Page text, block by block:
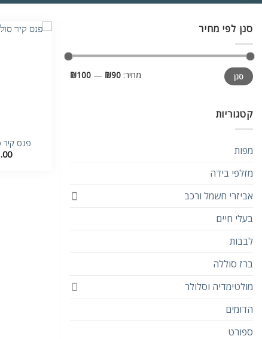
סנן לפי מחיר
מחיר
מינימלי
מחיר
מקסימלי
סנן מחיר: ₪90
—
₪100
קטגוריות
מפות
מזלפי בידה
אביזרי חשמל ורכב
בעלי חיים
לבבות
ברז סוללה
מולטימדיה וסלולר
הדומים
ספורט
פנס קיר